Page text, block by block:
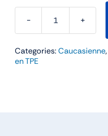
quantité
Chastity
Categories:Caucasienne,
en TPE